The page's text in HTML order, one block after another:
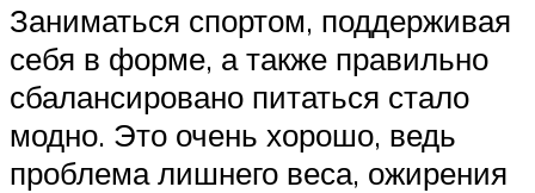
Заниматься спортом, поддерживая
себя в форме, а также правильно
сбалансировано питаться стало
модно. Это очень хорошо, ведь
проблема лишнего веса, ожирения